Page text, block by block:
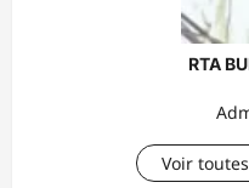
RTA
Voir